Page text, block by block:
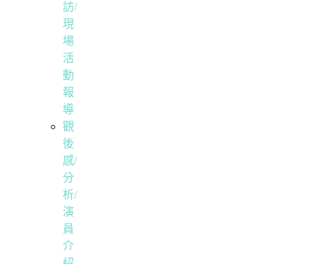
訪/
現
場
活
動
報
導
觀
後
感/
分
析/
演
員
介